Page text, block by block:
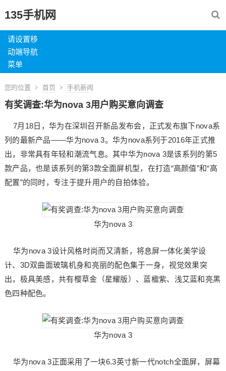
135手机网
请设置移
动端导航
菜单
您的位置 首页 手机新闻
有奖调查:华为nova 3用户购买意向调查
7月18日，华为在深圳召开新品发布会，正式发布旗下nova系
列的最新产品——华为nova 3。华为nova系列于2016年正式推
出，非常具有年轻和潮流气息。其中华为nova 3是该系列的第5
款产品，也是该系列的第3款全面屏机型，在打造“高颜值”和“高
配置”的同时，专注于提升用户的自拍体验。
华为nova 3
华为nova 3设计风格时尚而又清新，将息屏一体化美学设
计、3D双曲面玻璃机身和亮丽的配色集于一身，视觉效果突
出，极具美感，共有樱草金（星耀版）、蓝楹紫、浅艾蓝和亮黑
色四种配色。
华为nova 3
华为nova 3正面采用了一块6.3英寸新一代notch全面屏，屏幕